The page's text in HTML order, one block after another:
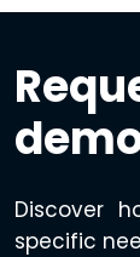
Discover
specific